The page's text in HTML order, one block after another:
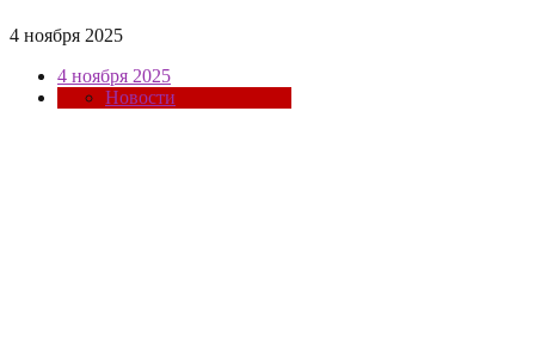
4 ноября 2025
4 ноября 2025
Новости